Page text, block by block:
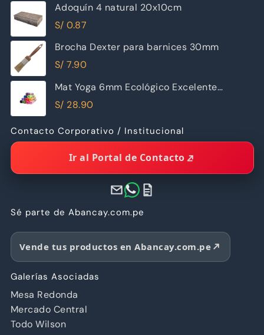
Adoquín 4 natural 20x10cm
S/ 0.87
Brocha Dexter para barnices 30mm
S/ 7.90
Mat Yoga 6mm Ecológico Excelente
Calidad
S/ 28.90
Contacto Corporativo / Institucional
Ir al Portal de Contacto
Sé parte de Abancay.com.pe
Vende tus productos en Abancay.com.pe
Galerías Asociadas
Mesa Redonda
Mercado Central
Todo Wilson